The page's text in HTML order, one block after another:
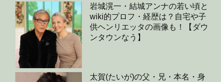
岩城滉一・結城アンナの若い頃と
wiki的プロフ・経歴は？自宅や子
供ヘンリエッタの画像も！【ダウ
ンタウンなう】
太賀(たいが)の父・兄・本名・身